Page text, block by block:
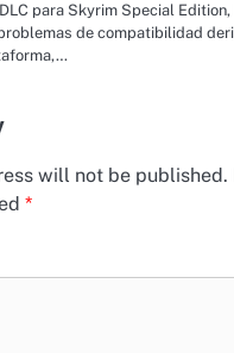
para Skyrim Special
de compatibilidad
will not be published.
*